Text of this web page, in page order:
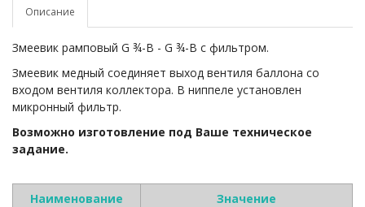
Описание
Змеевик рамповый G ¾-B - G ¾-B с фильтром.
Змеевик медный соединяет выход вентиля баллона со
входом вентиля коллектора. В ниппеле установлен
микронный фильтр.
Возможно изготовление под Ваше техническое
задание.
Наименование Значение